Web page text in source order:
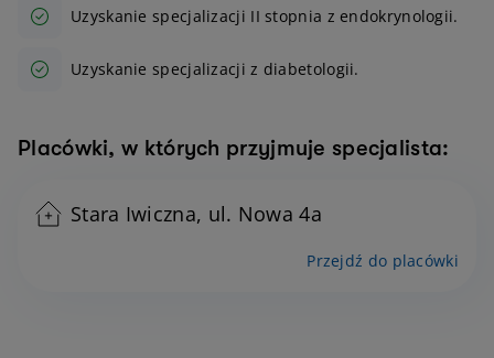
Uzyskanie specjalizacji II stopnia z endokrynologii.
Uzyskanie specjalizacji z diabetologii.
Placówki, w których przyjmuje specjalista:
Stara Iwiczna, ul. Nowa 4a
Przejdź do placówki